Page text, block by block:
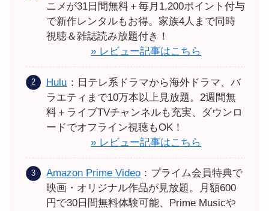
ニメが31日間無料＋毎月1,200ポイント付与
で新作レンタルもお得。家族4人まで同時
視聴＆雑誌読み放題付き！
» レビュー記事はこちら
Hulu ：日テレ系ドラマから海外ドラマ、バ
ラエティまで10万本以上見放題。2週間無
料＋ライブTVチャンネルも充実、ダウンロ
ードでオフライン視聴もOK！
» レビュー記事はこちら
Amazon Prime Video ：プライム会員特典で
映画・オリジナル作品が見放題。月額600
円で30日間無料体験可能、Prime Musicや